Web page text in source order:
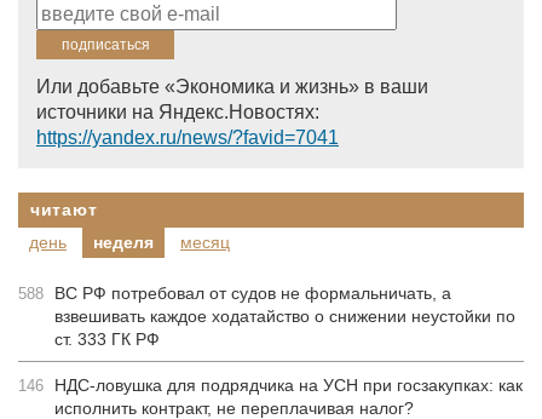
Или добавьте «Экономика и жизнь» в ваши
источники на Яндекс.Новостях:
https://yandex.ru/news/?favid=7041
читают
день
неделя месяц
588
ВС РФ потребовал от судов не формальничать, а
взвешивать каждое ходатайство о снижении неустойки по
ст. 333 ГК РФ
146
НДС-ловушка для подрядчика на УСН при госзакупках: как
исполнить контракт, не переплачивая налог?